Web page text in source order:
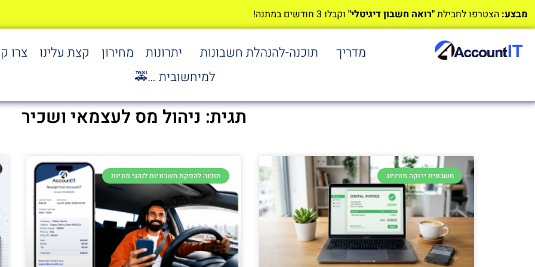
מבצע: הצטרפו לחבילת"רואה חשבון דיגיטלי" וקבלו 3 חודשים במתנה!
מדריך תוכנה-להנהלת חשבונות יתרונות מחירון קצת עלינו
צרו
למיחשובית …🚕
תגית: ניהול מס לעצמאי ושכיר
חשבונית ירוקה מורנינג תוכנה להפקת חשבוניות לנהגי מוניות